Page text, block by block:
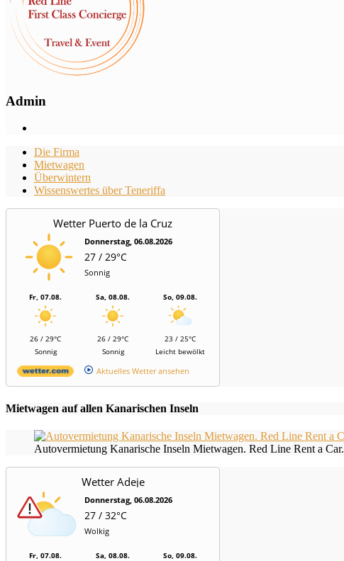
Admin
Die Firma
Mietwagen
Überwintern
Wissenswertes über Teneriffa
Wetter Puerto de la Cruz
Donnerstag, 06.08.2026
27 / 29°C
Sonnig
Fr, 07.08.
26 / 29°C
Sonnig
Sa, 08.08.
26 / 29°C
Sonnig
So, 09.08.
23 / 25°C
Leicht bewölkt
Aktuelles Wetter ansehen
Mietwagen auf allen Kanarischen Inseln
Autovermietung Kanarische Inseln Mietwagen. Red Line Rent a Car.
Wetter Adeje
Donnerstag, 06.08.2026
27 / 32°C
Wolkig
Fr, 07.08. Sa, 08.08. So, 09.08.